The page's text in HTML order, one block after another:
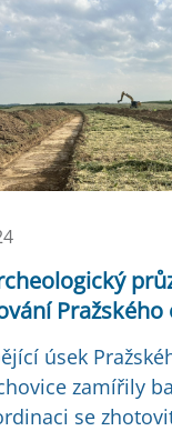
úsek
zamířily
se